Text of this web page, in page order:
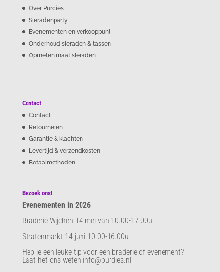
Over Purdies
Sieradenparty
Evenementen en verkooppunt
Onderhoud sieraden & tassen
Opmeten maat sieraden
Contact
Contact
Retourneren
Garantie & klachten
Levertijd & verzendkosten
Betaalmethoden
Bezoek ons!
Evenementen in 2026
Braderie Wijchen 14 mei van 10.00-17.00u
Stratenmarkt 14 juni 10.00-16.00u
Heb je een leuke tip voor een braderie of evenement?
Laat het ons weten info@purdies.nl